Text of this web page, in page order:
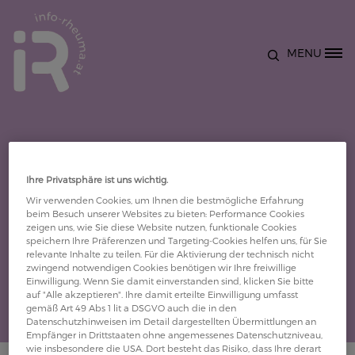
Site Logo MENU
Details
Prim. Doz. Dr. med. univ. Edmund Cauza
Ihre Privatsphäre ist uns wichtig.
Wir verwenden Cookies, um Ihnen die bestmögliche Erfahrung
beim Besuch unserer Websites zu bieten: Performance Cookies
zeigen uns, wie Sie diese Website nutzen, funktionale Cookies
speichern Ihre Präferenzen und Targeting-Cookies helfen uns, für Sie
relevante Inhalte zu teilen. Für die Aktivierung der technisch nicht
zwingend notwendigen Cookies benötigen wir Ihre freiwillige
Einwilligung. Wenn Sie damit einverstanden sind, klicken Sie bitte
auf "Alle akzeptieren". Ihre damit erteilte Einwilligung umfasst
gemäß Art 49 Abs 1 lit a DSGVO auch die in den
Datenschutzhinweisen im Detail dargestellten Übermittlungen an
Empfänger in Drittstaaten ohne angemessenes Datenschutzniveau,
wie insbesondere die USA. Dort besteht das Risiko, dass Ihre derart